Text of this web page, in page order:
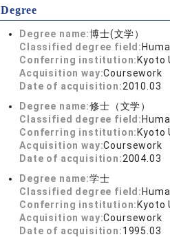
Degree
Degree name:博士(文学）
Classified degree field:
Conferring institution: Kyoto
Acquisition way:Coursework
Date of acquisition:2010.03
Degree name:修士（文学）
Classified degree field:
Conferring institution: Kyoto
Acquisition way:Coursework
Date of acquisition:2004.03
Degree name:学士
Classified degree field:
Conferring institution: Kyoto
Acquisition way:Coursework
Date of acquisition:1995.03